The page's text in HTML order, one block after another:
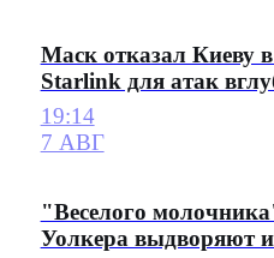
Маск отказал Киеву
Starlink для атак
19:14
7 АВГ
"Веселого
Уолкера выдворяют